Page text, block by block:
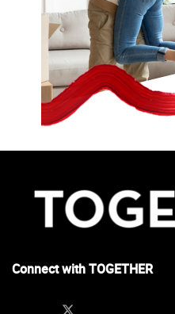
Connect with TOGETHER